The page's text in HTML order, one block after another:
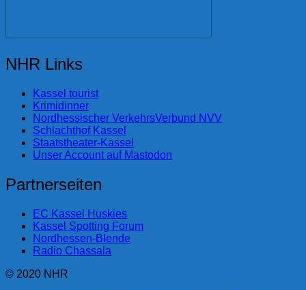
NHR Links
Kassel tourist
Krimidinner
Nordhessischer VerkehrsVerbund NVV
Schlachthof Kassel
Staatstheater-Kassel
Unser Account auf Mastodon
Partnerseiten
EC Kassel Huskies
Kassel Spotting Forum
Nordhessen-Blende
Radio Chassala
© 2020 NHR